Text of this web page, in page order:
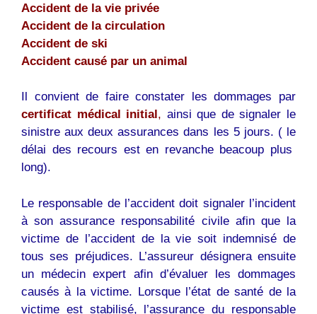
Accident de la vie privée
Accident de la circulation
Accident de ski
Accident causé par un animal
Il convient de faire constater les dommages par
certificat médical initial, ainsi que de signaler le
sinistre aux deux assurances dans les 5 jours. ( le
délai des recours est en revanche beacoup plus
long).
Le responsable de l’accident doit signaler l’incident
à son assurance responsabilité civile afin que la
victime de l’accident de la vie soit indemnisé de
tous ses préjudices. L’assureur désignera ensuite
un médecin expert afin d’évaluer les dommages
causés à la victime. Lorsque l’état de santé de la
victime est stabilisé, l’assurance du responsable